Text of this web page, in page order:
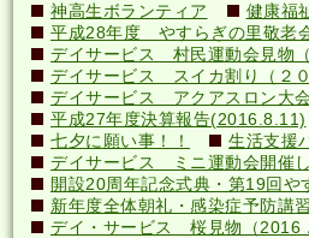
神高生ボランティア
健康福
平成28年度 やすらぎの里敬老
デイサービス 村民運動会見物
デイサービス スイカ割り（２０
デイサービス アクアスロン
平成27年度決算報告(2016.8.11)
七夕に願い事！！
生活支援
デイサービス ミニ運動会開催
開設20周年記念式典・第19回や
新年度全体朝礼・感染症予防講
デイ・サービス 桜見物（2016